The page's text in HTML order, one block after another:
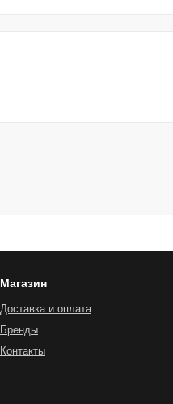
Магазин
Доставка и оплата
Бренды
Контакты